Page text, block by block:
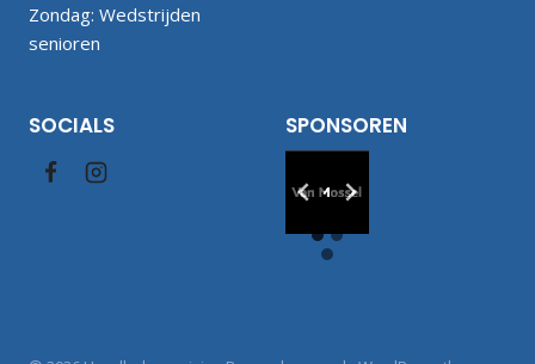
Zondag: Wedstrijden
senioren
SOCIALS SPONSOREN